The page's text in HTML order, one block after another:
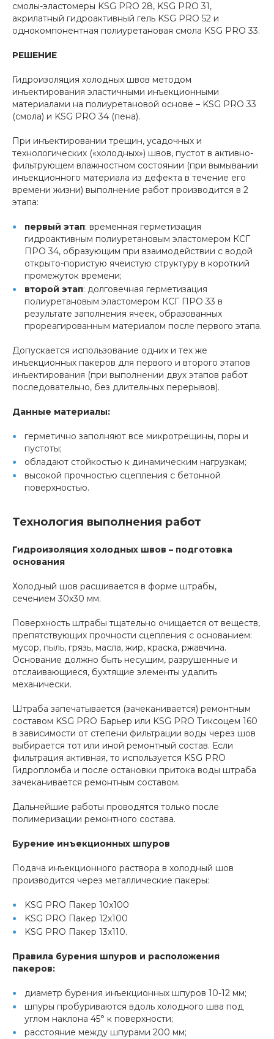
смолы-эластомеры KSG PRO 28, KSG PRO 31,
акрилатный гидроактивный гель KSG PRO 52 и
однокомпонентная полиуретановая смола KSG PRO 33.
РЕШЕНИЕ
Гидроизоляция холодных швов методом
инъектирования эластичными инъекционными
материалами на полиуретановой основе – KSG PRO 33
(смола) и KSG PRO 34 (пена).
При инъектировании трещин, усадочных и
технологических («холодных») швов, пустот в активно-
фильтрующем влажностном состоянии (при вымывании
инъекционного материала из дефекта в течение его
времени жизни) выполнение работ производится в 2
этапа:
первый этап: временная герметизация
гидроактивным полиуретановым эластомером КСГ
ПРО 34, образующим при взаимодействии с водой
открыто-пористую ячеистую структуру в короткий
промежуток времени;
второй этап: долговечная герметизация
полиуретановым эластомером КСГ ПРО 33 в
результате заполнения ячеек, образованных
прореагированным материалом после первого этапа.
Допускается использование одних и тех же
инъекционных пакеров для первого и второго этапов
инъектирования (при выполнении двух этапов работ
последовательно, без длительных перерывов).
Данные материалы:
герметично заполняют все микротрещины, поры и
пустоты;
обладают стойкостью к динамическим нагрузкам;
высокой прочностью сцепления с бетонной
поверхностью.
Технология выполнения работ
Гидроизоляция холодных швов – подготовка
основания
Холодный шов расшивается в форме штрабы,
сечением 30х30 мм.
Поверхность штрабы тщательно очищается от веществ,
препятствующих прочности сцепления с основанием:
мусор, пыль, грязь, масла, жир, краска, ржавчина.
Основание должно быть несущим, разрушенные и
отслаивающиеся, бухтящие элементы удалить
механически.
Штраба запечатывается (зачеканивается) ремонтным
составом KSG PRO Барьер или KSG PRO Тиксоцем 160
в зависимости от степени фильтрации воды через шов
выбирается тот или иной ремонтный состав. Если
фильтрация активная, то используется KSG PRO
Гидропломба и после остановки притока воды штраба
зачеканивается ремонтным составом.
Дальнейшие работы проводятся только после
полимеризации ремонтного состава.
Бурение инъекционных шпуров
Подача инъекционного раствора в холодный шов
производится через металлические пакеры:
KSG PRO Пакер 10х100
KSG PRO Пакер 12х100
KSG PRO Пакер 13х110.
Правила бурения шпуров и расположения
пакеров:
диаметр бурения инъекционных шпуров 10-12 мм;
шпуры пробуриваются вдоль холодного шва под
углом наклона 45° к поверхности;
расстояние между шпурами 200 мм;